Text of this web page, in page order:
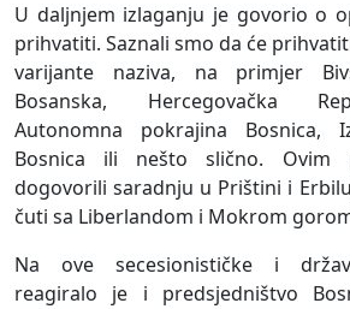
U daljnjem izlaganju je govorio o
prihvatiti. Saznali smo da će
varijante naziva, na primjer
Bosanska, Hercegovačka
Autonomna pokrajina Bosnica,
Bosnica ili nešto slično. Ovim
dogovorili saradnju u Prištini i
čuti sa Liberlandom i Mokrom
Na ove secesionističke i
reagiralo je i predsjedništvo